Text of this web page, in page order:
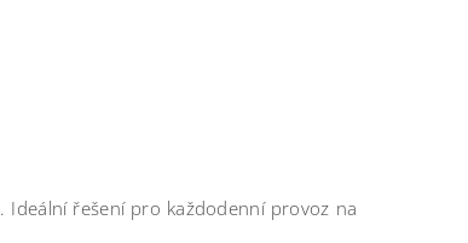
. Ideální řešení pro každodenní provoz na